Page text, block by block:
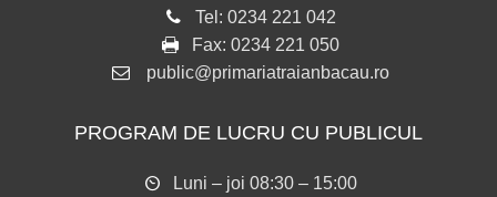
Tel: 0234 221 042
Fax: 0234 221 050
public@primariatraianbacau.ro
PROGRAM DE LUCRU CU PUBLICUL
Luni – joi 08:30 – 15:00